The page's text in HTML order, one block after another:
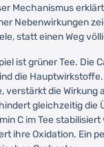
Mechanismus
Nebenwirkungen
statt einen Weg
ist grüner Tee. Die
die
verstärkt die Wirkung
gleichzeitig die
C im Tee
ihre Oxidation. Ein